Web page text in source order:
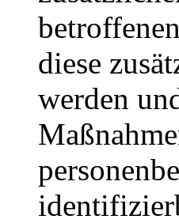
diese
werden